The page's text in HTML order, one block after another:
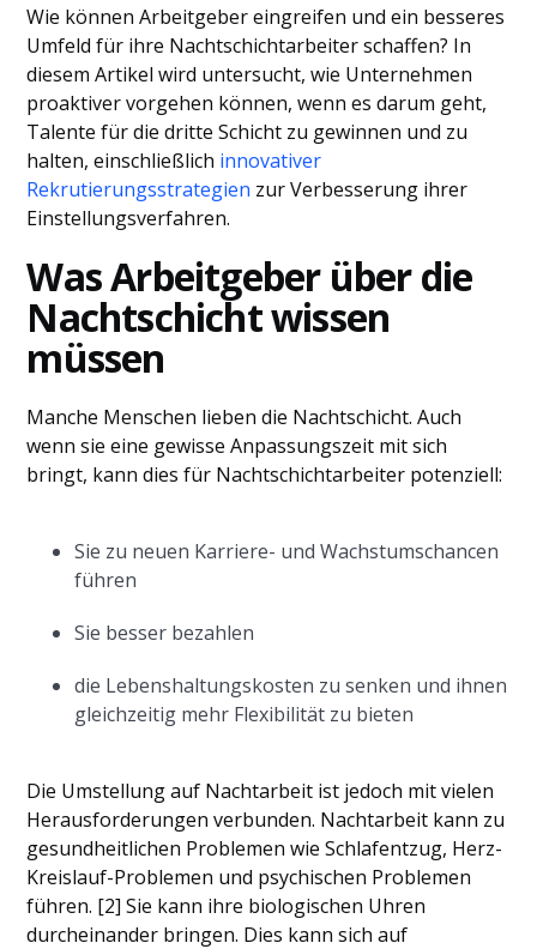
Wie können Arbeitgeber eingreifen und ein besseres
Umfeld für ihre Nachtschichtarbeiter schaffen? In
diesem Artikel wird untersucht, wie Unternehmen
proaktiver vorgehen können, wenn es darum geht,
Talente für die dritte Schicht zu gewinnen und zu
halten, einschließlich innovativer
Rekrutierungsstrategien zur Verbesserung ihrer
Einstellungsverfahren.
Was Arbeitgeber über die
Nachtschicht wissen
müssen
Manche Menschen lieben die Nachtschicht. Auch
wenn sie eine gewisse Anpassungszeit mit sich
bringt, kann dies für Nachtschichtarbeiter potenziell:
Sie zu neuen Karriere- und Wachstumschancen
führen
Sie besser bezahlen
die Lebenshaltungskosten zu senken und ihnen
gleichzeitig mehr Flexibilität zu bieten
Die Umstellung auf Nachtarbeit ist jedoch mit vielen
Herausforderungen verbunden. Nachtarbeit kann zu
gesundheitlichen Problemen wie Schlafentzug, Herz-
Kreislauf-Problemen und psychischen Problemen
führen. [2] Sie kann ihre biologischen Uhren
durcheinander bringen. Dies kann sich auf